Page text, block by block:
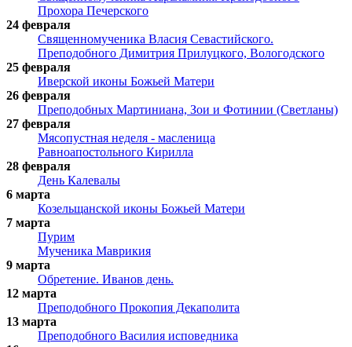
Прохора Печерского
24 февраля
Священномученика Власия Севастийского.
Преподобного Димитрия Прилуцкого, Вологодского
25 февраля
Иверской иконы Божьей Матери
26 февраля
Преподобных Мартиниана, Зои и Фотинии (Светланы)
27 февраля
Мясопустная неделя - масленица
Равноапостольного Кирилла
28 февраля
День Калевалы
6 марта
Козельщанской иконы Божьей Матери
7 марта
Пурим
Мученика Маврикия
9 марта
Обретение. Иванов день.
12 марта
Преподобного Прокопия Декаполита
13 марта
Преподобного Василия исповедника